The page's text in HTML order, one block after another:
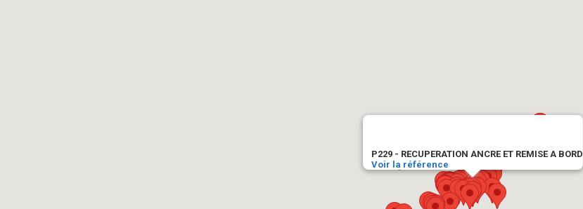
P229 - RECUPERATION ANCRE ET REMISE A BORD
Voir la référence